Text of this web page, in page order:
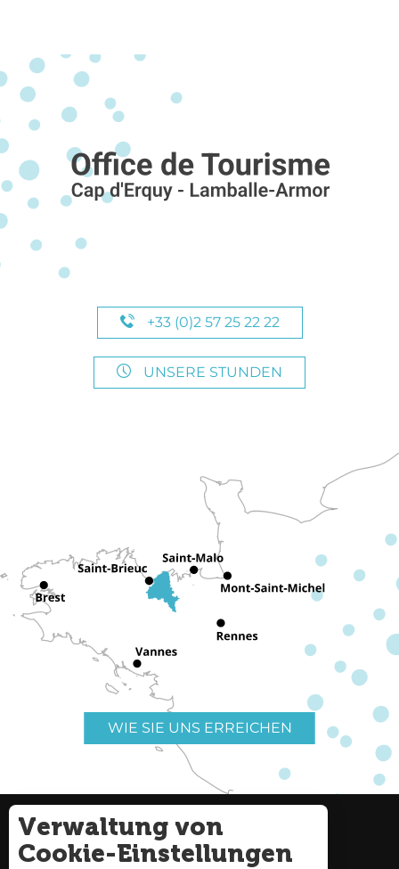
+33 (0)2 57 25 22 22
UNSERE STUNDEN
WIE SIE UNS ERREICHEN
Nützliche Links
Seitenverzeichnis
Verwaltung von
Cookie-Einstellungen